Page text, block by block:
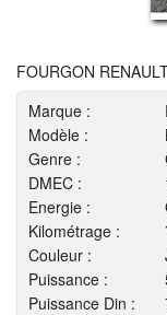
FOURGON
Marque :
Modèle :
Genre :
DMEC :
Energie :
Kilométrage :
Couleur :
Puissance :
Puissance Din :